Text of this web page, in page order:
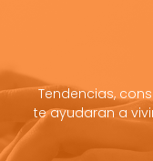
Tendencias,
te ayudaran a